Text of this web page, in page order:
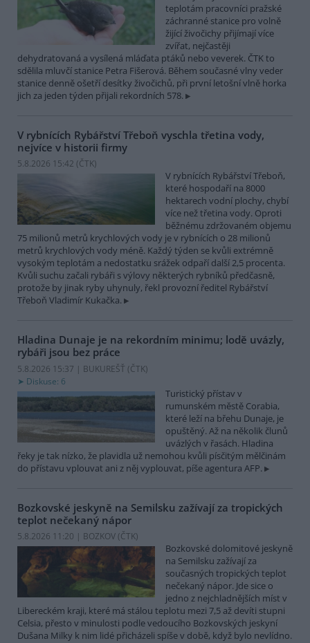
teplotám pracovníci pražské
záchranné stanice pro volně
žijící živočichy přijímají více
zvířat, nejčastěji
dehydratovaná a vysílená mláďata ptáků nebo veverek. ČTK to
sdělila mluvčí stanice Petra Fišerová. Během současné vlny veder
stanice denně ošetří desítky živočichů, při první letošní vlně horka
jich za jeden týden přijali rekordních 578.
V rybnících Rybářství Třeboň vyschla třetina vody,
nejvíce v historii firmy
5.8.2026 15:42 (ČTK)
V rybnících Rybářství Třeboň,
které hospodaří na 8000
hektarech vodní plochy, chybí
více než třetina vody. Oproti
běžnému zdržovaném objemu
75 milionů metrů krychlových vody je v rybnících o 28 milionů
metrů krychlových vody méně. Každý týden se kvůli extrémně
vysokým teplotám a nedostatku srážek odpaří další 2,5 procenta.
Kvůli suchu začali rybáři s výlovy některých rybníků předčasně,
protože by jinak ryby uhynuly, řekl provozní ředitel Rybářství
Třeboň Vladimír Kukačka.
Hladina Dunaje je na rekordním minimu; lodě uvázly,
rybáři jsou bez práce
5.8.2026 15:37 | BUKUREŠŤ (ČTK)
Diskuse: 6
Turistický přístav v
rumunském městě Corabia,
které leží na břehu Dunaje, je
opuštěný. Až na několik člunů
uvázlých v řasách. Hladina
řeky je tak nízko, že plavidla už nemohou kvůli písčitým mělčinám
do přístavu vplouvat ani z něj vyplouvat, píše agentura AFP.
Bozkovské jeskyně na Semilsku zažívají za tropických
teplot nečekaný nápor
5.8.2026 11:20 | BOZKOV (ČTK)
Bozkovské dolomitové jeskyně
na Semilsku zažívají za
současných tropických teplot
nečekaný nápor. Jde sice o
jedno z nejchladnějších míst v
Libereckém kraji, které má stálou teplotu mezi 7,5 až devíti stupni
Celsia, přesto v minulosti podle vedoucího Bozkovských jeskyní
Dušana Milky k nim lidé přicházeli spíše v době, když bylo nevlídno.